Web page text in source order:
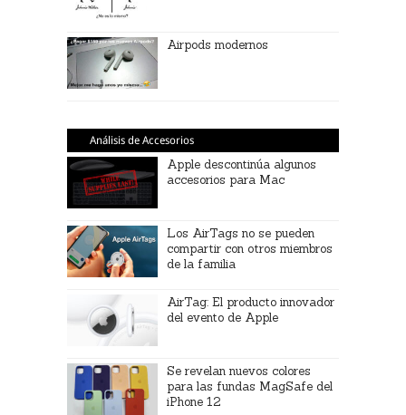
Airpods modernos
Análisis de Accesorios
Apple descontinúa algunos
accesorios para Mac
Los AirTags no se pueden
compartir con otros miembros
de la familia
AirTag: El producto innovador
del evento de Apple
Se revelan nuevos colores
para las fundas MagSafe del
iPhone 12